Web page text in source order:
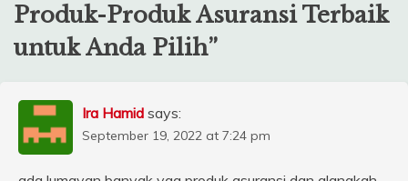
Produk-Produk Asuransi Terbaik
untuk Anda Pilih”
Ira Hamid says:
September 19, 2022 at 7:24 pm